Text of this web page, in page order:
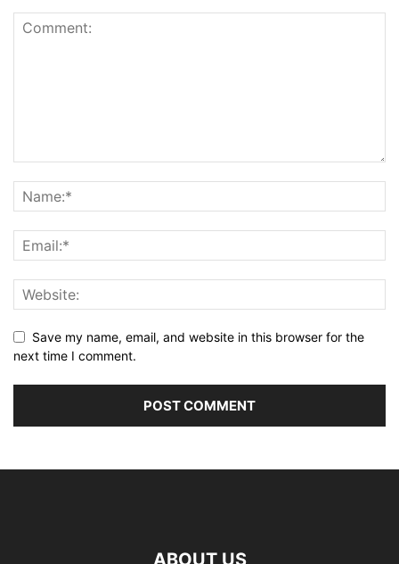
Save my name, email, and website in this browser for the
next time I comment.
ABOUT US